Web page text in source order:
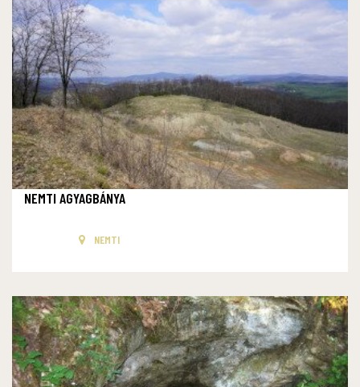
NEMTI AGYAGBÁNYA
NEMTI